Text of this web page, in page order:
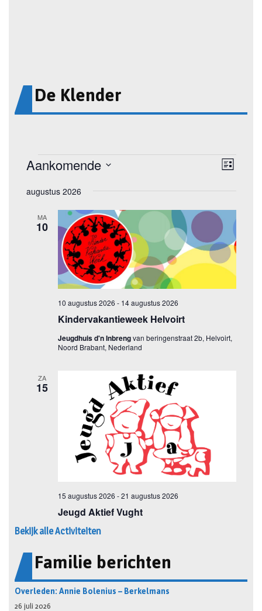
De Klender
Bekijk alle Activiteiten
Familie berichten
Overleden: Annie Bolenius – Berkelmans
26 juli 2026